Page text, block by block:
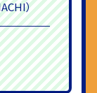
）